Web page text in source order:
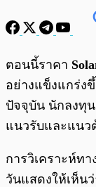
ตอนนี้ราคา
อย่างแข็งแกร่ง
ปัจจุบัน นักลงทุน
แนวรับและแนว
การวิเคราะห์ท
วันแสดงให้เห็น